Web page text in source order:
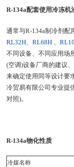
R-134a配套使用冷冻机
通常与R-134a制冷剂配
RL32H 、RL68H 、
不同设备、不同应用场
(空调)设备厂商的建议
来确定使用同等设计要
冷贸易有限公司专业提
对照)。
R-134a物化性质
冷媒名称